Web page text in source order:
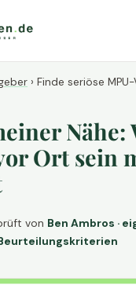
› Finde seriöse
Nähe:
Ort sein
von Ben Ambros ·